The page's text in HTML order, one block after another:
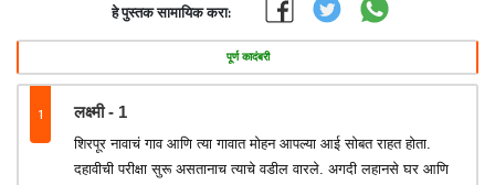
हे पुस्तक सामायिक करा:
पूर्ण कादंबरी
1 लक्ष्मी - 1
शिरपूर नावाचं गाव आणि त्या गावात मोहन आपल्या आई सोबत राहत होता.
दहावीची परीक्षा सुरू असतानाच त्याचे वडील वारले. अगदी लहानसे घर आणि